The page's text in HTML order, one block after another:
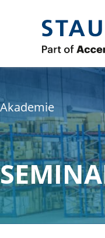
Akademie